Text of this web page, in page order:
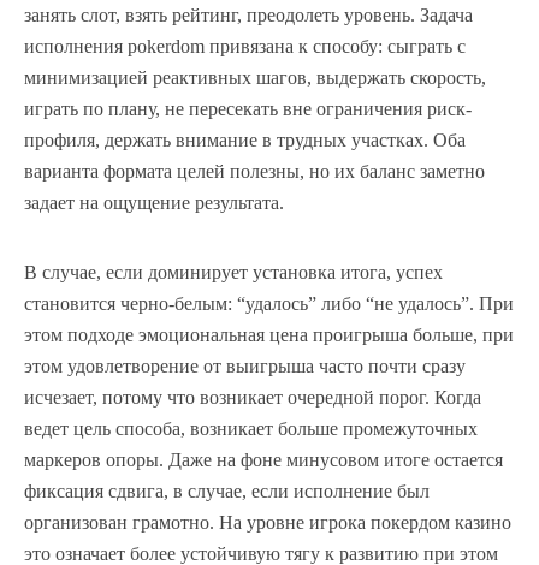
занять слот, взять рейтинг, преодолеть уровень. Задача
исполнения pokerdom привязана к способу: сыграть с
минимизацией реактивных шагов, выдержать скорость,
играть по плану, не пересекать вне ограничения риск-
профиля, держать внимание в трудных участках. Оба
варианта формата целей полезны, но их баланс заметно
задает на ощущение результата.
В случае, если доминирует установка итога, успех
становится черно-белым: “удалось” либо “не удалось”. При
этом подходе эмоциональная цена проигрыша больше, при
этом удовлетворение от выигрыша часто почти сразу
исчезает, потому что возникает очередной порог. Когда
ведет цель способа, возникает больше промежуточных
маркеров опоры. Даже на фоне минусовом итоге остается
фиксация сдвига, в случае, если исполнение был
организован грамотно. На уровне игрока покердом казино
это означает более устойчивую тягу к развитию при этом